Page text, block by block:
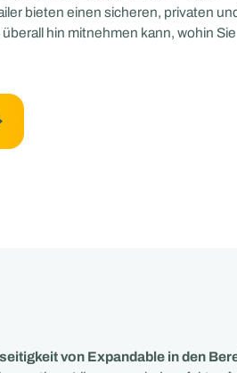
bieten einen sicheren, privaten
hin mitnehmen kann, wohin Sie
von Expandable in den